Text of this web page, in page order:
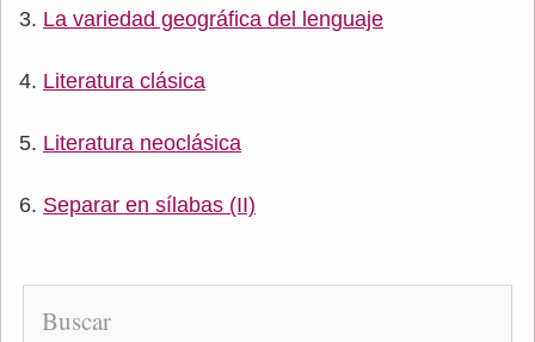
La variedad geográfica del lenguaje
Literatura clásica
Literatura neoclásica
Separar en sílabas (II)
Buscar